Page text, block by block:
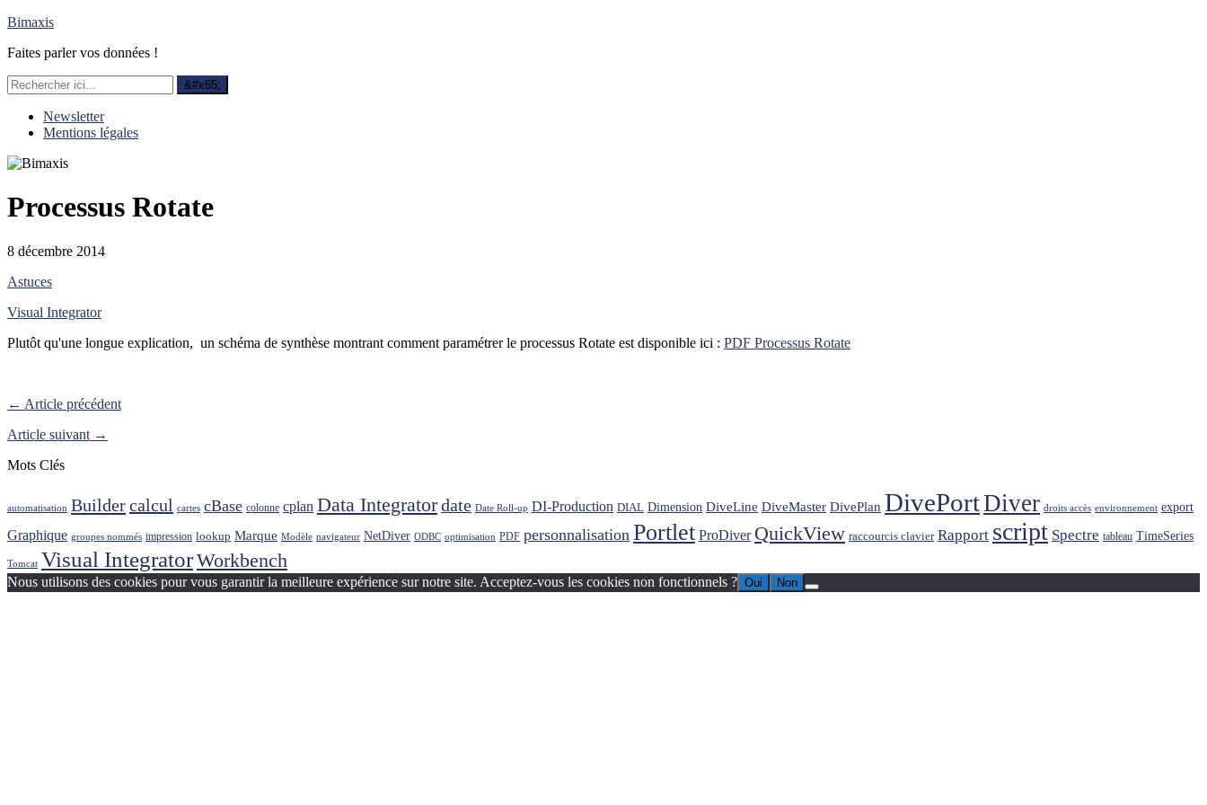
Bimaxis
Faites parler vos données !
Newsletter
Mentions légales
Processus Rotate
8 décembre 2014
Astuces
Visual Integrator
Plutôt qu'une longue explication, un schéma de synthèse montrant comment paramétrer le processus Rotate est disponible ici : PDF Processus Rotate
← Article précédent
Article suivant →
Mots Clés
automatisation Buildercalcul cartes cBase colonne cplan Data Integratordate Date Roll-up DI-Production DIAL Dimension DiveLine DiveMaster DivePlan DivePortDiver droits accès environnement export
Graphique groupes nommés impression lookup Marque Modèle navigateur NetDiver ODBC optimisation PDF personnalisation Portlet ProDiver QuickView raccourcis clavier Rapport script Spectre tableau TimeSeries
Tomcat Visual IntegratorWorkbench
Nous utilisons des cookies pour vous garantir la meilleure expérience sur notre site. Acceptez-vous les cookies non fonctionnels ? Oui Non